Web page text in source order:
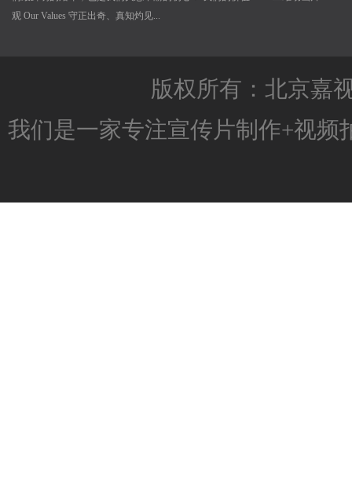
观 Our Values 守正出奇、真知灼见...
版权所有：北京嘉
我们是一家专注宣传片制作+视频